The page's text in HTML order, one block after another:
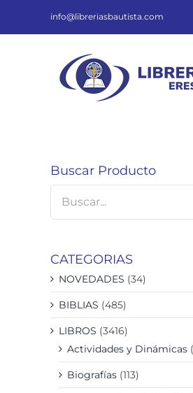
info@libreriasbautista.com
Buscar Producto
CATEGORIAS
NOVEDADES (34)
BIBLIAS (485)
LIBROS (3416)
Actividades y Dinámicas
Biografías (113)